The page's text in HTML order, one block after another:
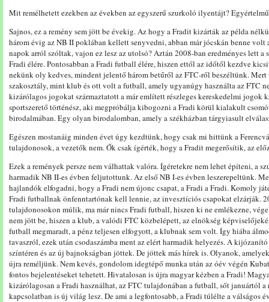
Mit remélhetett ezekben az években az egyszerű szurkoló ilyentájt?
Sajnos, ez a remény sem jött be évekig. Az hogy a Fradit kizárták az példa
három évig az NB II poklában kellett senyvedni, abban már jócskán benne
napok arról szóltak, vajon ez lesz az utolsó? Aztán 2008-ban eredményes lett
Fradi élére. Pontosabban a Fradi futball élére, hiszen ettől az időtől kezdve
nekünk oly kedves, mindent jelentő három betűről az FTC-ről beszéltünk.
szakosztály, mint klub és ott volt a futball, amely ugyanúgy használta az FTC
kizárólagos jogokat származtatott a már említett részleges kereskedelmi jogok
sportszerető történész, aki megpróbálja kibogozni a Fradi körül kialakult
birodalmában. Egy olyan birodalomban, amely a székházban tárgyiasult
Egészen mostanáig minden évet úgy kezdtünk, hogy csak mi hittünk a
tulajdonosok, a vezetők nem. Ők csak ígérték, hogy a Fradit megerősítik, az
Ezek a remények persze nem válhattak valóra. Ígéretekre nem lehet építeni, a
harmadik NB II-es évben feljutottunk. Az első NB I-es évben leszerepeltünk.
hajlandók elfogadni, hogy a Fradi nem újonc csapat, a Fradi a Fradi. Komoly
Fradi futballnak önfenntartónak kell lennie, az invesztíciós csapokat elzárják.
tulajdonosokon múlik, ma már nincs Fradi futball, hiszen ki ne emlékezne,
nem jött be, hiszen a klub, a valódi FTC közbelépett, az elnökség
futball megmaradt, a pénz teljesen elfogyott, a klubnak sem volt. Így hiába
tavaszról, ezek után csodaszámba ment az elért harmadik helyezés. A
színtéren és az új bajnokságban jöttek. De jöttek más hírek is. Olyanok,
újra reméljünk. Nem kevés, gondolom idegtépő munka után az óév végén
fontos bejelentéseket tehetett. Hivatalosan is újra magyar kézben a Fradi!
kizárólagosan a Fradi használhat, az FTC tulajdonában a futball, sőt januártól
kapcsolatban is új világ lesz. De ami a legfontosabb, a Fradi túlélte a válságos